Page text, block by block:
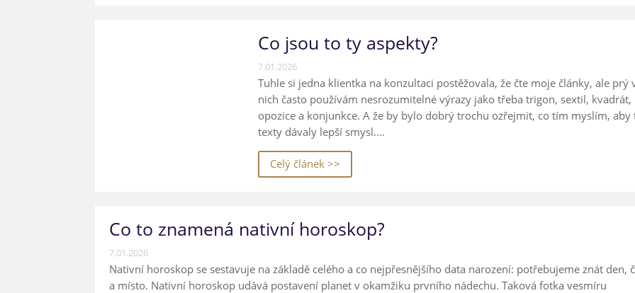
Co jsou to ty aspekty?
7.01.2026
Tuhle si jedna klientka na konzultaci postěžovala, že čte moje články, ale prý
nich často používám nesrozumitelné výrazy jako třeba trigon, sextil, kvadrát,
opozice a konjunkce. A že by bylo dobrý trochu ozřejmit, co tím myslím, aby
texty dávaly lepší smysl....
Celý článek >>
Co to znamená nativní horoskop?
7.01.2026
Nativní horoskop se sestavuje na základě celého a co nejpřesnějšího data narození: potřebujeme znát den,
a místo. Nativní horoskop udává postavení planet v okamžiku prvního nádechu. Taková fotka vesmíru